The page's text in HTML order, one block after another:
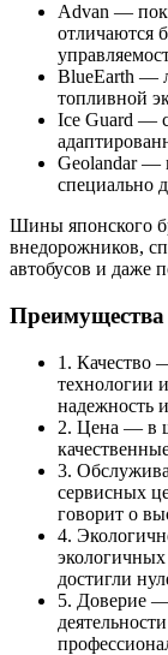
Advan —
отличаются
BlueEarth —
топливной
Ice Guard —
Geolandar —
специально
Шины японского
внедорожников,
автобусов и даже
Преимущества
1. Качество
технологии
надежность
2. Цена — в
3.
сервисных
говорит о
4.
достигли
5. Доверие —